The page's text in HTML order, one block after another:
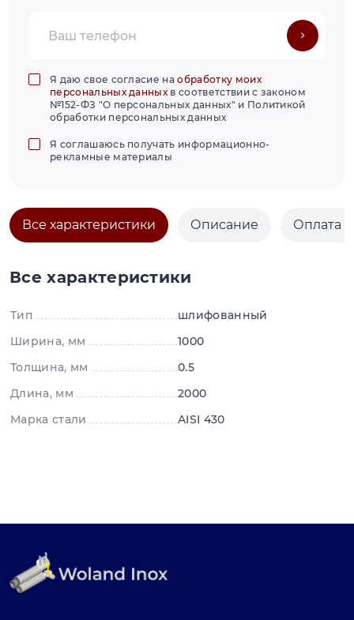
Я даю свое согласие наобработку моих
персональных данныхв соответствии с законом
№152-ФЗ "О персональных данных" и Политикой
обработки персональных данных
Я соглашаюсь получать информационно-
рекламные материалы
Все характеристики Описание Оплата
Все характеристики
Тип
шлифованный
Ширина, мм
1000
Толщина, мм
0.5
Длина, мм
2000
Марка стали
AISI 430